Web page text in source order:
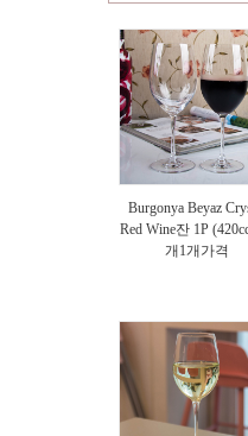
Burgonya Beyaz
Red Wine잔 1P
개1개가격